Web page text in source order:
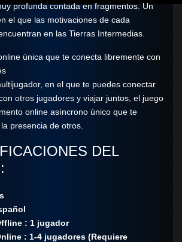
profunda contada en fragmentos. Un
el que las motivaciones de cada
en las Tierras Intermedias.
única que te conecta libremente con
en el que te puedes conectar
otros jugadores y viajar juntos, el juego
online asíncrono único que te
presencia de otros.
DEL
: 1 jugador
: 1-4 jugadores (Requiere